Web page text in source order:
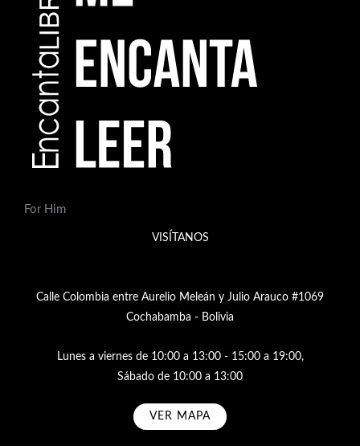
For Him
VISÍTANOS
Calle Colombia entre Aurelio Meleán y Julio Arauco #1069
Cochabamba - Bolivia
Lunes a viernes de 10:00 a 13:00 - 15:00 a 19:00,
Sábado de 10:00 a 13:00
VER MAPA